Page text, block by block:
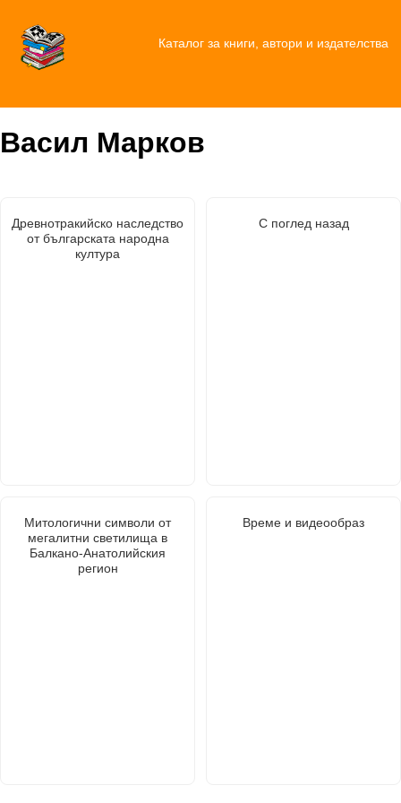
Каталог за книги, автори и издателства
Васил Марков
Древнотракийско наследство
от българската народна
култура
С поглед назад
Митологични символи от
мегалитни светилища в
Балкано-Анатолийския
регион
Време и видеообраз